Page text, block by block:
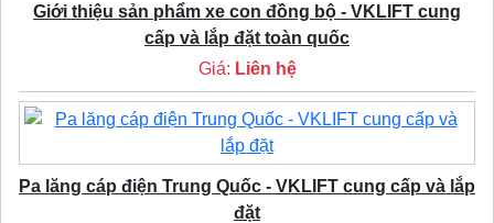
Giới thiệu sản phẩm xe con đồng bộ - VKLIFT cung
cấp và lắp đặt toàn quốc
Giá: Liên hệ
Pa lăng cáp điện Trung Quốc - VKLIFT cung cấp và lắp
đặt